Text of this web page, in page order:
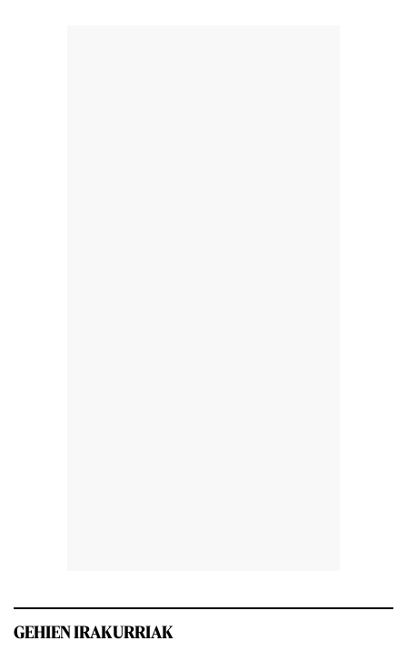
GEHIEN IRAKURRIAK